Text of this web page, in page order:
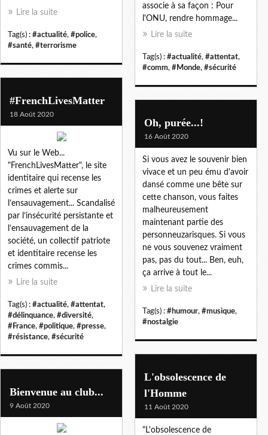
associe à sa façon : Pour
l'ONU, rendre hommage...
Lire la suite
Tag(s) : #actualité, #attentat,
#comm, #Monde, #sécurité
Lire la suite
Tag(s) : #actualité, #police,
#santé, #terrorisme
#FrenchLivesMatter
18 Août 2020
Vu sur le Web...
"FrenchLivesMatter", le site
identitaire qui recense les
crimes et alerte sur
l’ensauvagement... Scandalisé
par l’insécurité persistante et
l’ensauvagement de la
société, un collectif patriote
et identitaire recense les
crimes commis...
Lire la suite
Tag(s) : #actualité, #attentat,
#délinquance, #diversité,
#France, #politique, #presse,
#résistance, #sécurité
Oh, purée...!
16 Août 2020
Si vous avez le souvenir bien
vivace et un peu ému d'avoir
dansé comme une bête sur
cette chanson, vous faites
malheureusement
maintenant partie des
personneuzarisques. Si vous
ne vous souvenez vraiment
pas, pas du tout... Ben, euh,
ça arrive à tout le...
Lire la suite
Tag(s) : #humour, #musique,
#nostalgie
L'obsolescence de
l'Homme
11 Août 2020
"L'obsolescence de
Bienvenue au club...
9 Août 2020